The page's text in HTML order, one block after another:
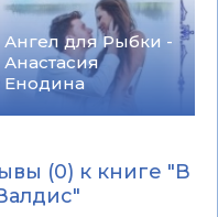
Ангел для Рыбки -
Анастасия
Енодина
(0) к книге "В